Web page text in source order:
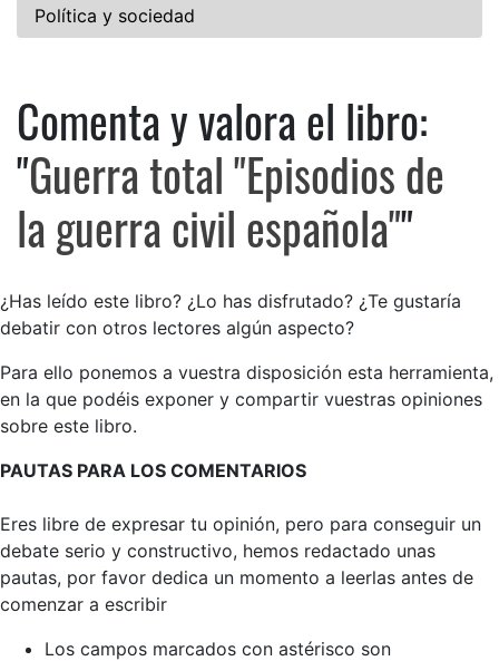
Política y sociedad
Comenta y valora el libro:
Comenta y valora el libro:
"Guerra total "Episodios de
la guerra civil española""
¿Has leído este libro? ¿Lo has disfrutado? ¿Te gustaría
debatir con otros lectores algún aspecto?
Para ello ponemos a vuestra disposición esta herramienta,
en la que podéis exponer y compartir vuestras opiniones
sobre este libro.
PAUTAS PARA LOS COMENTARIOS
Eres libre de expresar tu opinión, pero para conseguir un
debate serio y constructivo, hemos redactado unas
pautas, por favor dedica un momento a leerlas antes de
comenzar a escribir
Los campos marcados con astérisco son